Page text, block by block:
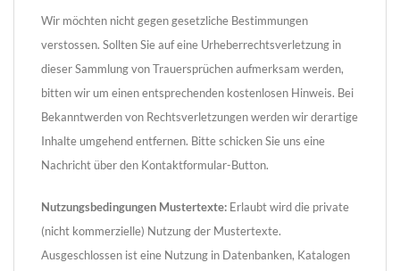
Wir möchten nicht gegen gesetzliche Bestimmungen
verstossen. Sollten Sie auf eine Urheberrechtsverletzung in
dieser Sammlung von Trauersprüchen aufmerksam werden,
bitten wir um einen entsprechenden kostenlosen Hinweis. Bei
Bekanntwerden von Rechtsverletzungen werden wir derartige
Inhalte umgehend entfernen. Bitte schicken Sie uns eine
Nachricht über den Kontaktformular-Button.
Nutzungsbedingungen Mustertexte: Erlaubt wird die private
(nicht kommerzielle) Nutzung der Mustertexte.
Ausgeschlossen ist eine Nutzung in Datenbanken, Katalogen